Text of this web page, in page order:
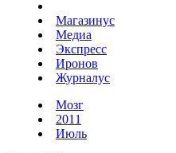
Магазинус
Медиа
Экспресс
Иронов
Журналус
Мозг
2011
Июль